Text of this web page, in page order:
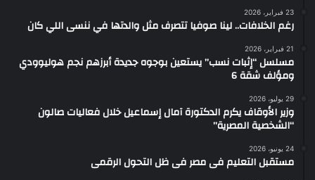
23 فبراير، 2026
رغم الخلافات.. لينا صوفيا تتصرف مثل والدتها في ننسى اللي كان
21 فبراير، 2026
مسلسل “إثبات نسب” يستعين بوجوه جديدة أبرزهم نجم هوليوودي
ومؤلف شقة 6
29 يوليو، 2026
وزير الأوقاف يكرم الدكتورة آمال إسماعيل خلال فعاليات صالون
“الشخصية المصرية”
24 يونيو، 2026
مستقبل التعليم فى مصر فى ظل التحول الرقمى